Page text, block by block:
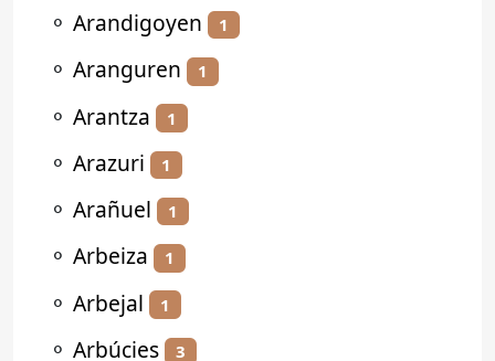
⚬ Arandigoyen 1
⚬ Aranguren 1
⚬ Arantza 1
⚬ Arazuri 1
⚬ Arañuel 1
⚬ Arbeiza 1
⚬ Arbejal 1
⚬ Arbúcies 3